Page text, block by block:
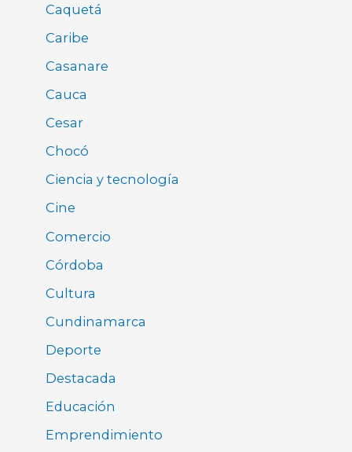
Caquetá
Caribe
Casanare
Cauca
Cesar
Chocó
Ciencia y tecnología
Cine
Comercio
Córdoba
Cultura
Cundinamarca
Deporte
Destacada
Educación
Emprendimiento